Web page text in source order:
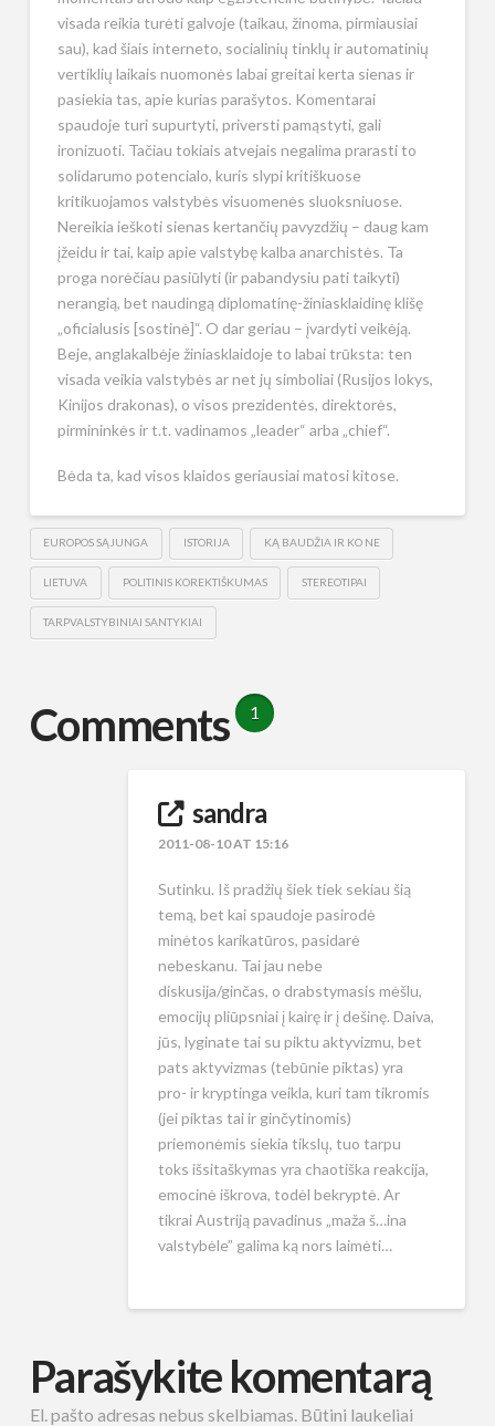
visada reikia turėti galvoje (taikau, žinoma, pirmiausiai
sau), kad šiais interneto, socialinių tinklų ir automatinių
vertiklių laikais nuomonės labai greitai kerta sienas ir
pasiekia tas, apie kurias parašytos. Komentarai
spaudoje turi supurtyti, priversti pamąstyti, gali
ironizuoti. Tačiau tokiais atvejais negalima prarasti to
solidarumo potencialo, kuris slypi kritiškuose
kritikuojamos valstybės visuomenės sluoksniuose.
Nereikia ieškoti sienas kertančių pavyzdžių – daug kam
įžeidu ir tai, kaip apie valstybę kalba anarchistės. Ta
proga norėčiau pasiūlyti (ir pabandysiu pati taikyti)
nerangią, bet naudingą diplomatinę-žiniasklaidinę klišę
„oficialusis [sostinė]“. O dar geriau – įvardyti veikėją.
Beje, anglakalbėje žiniasklaidoje to labai trūksta: ten
visada veikia valstybės ar net jų simboliai (Rusijos lokys,
Kinijos drakonas), o visos prezidentės, direktorės,
pirmininkės ir t.t. vadinamos „leader“ arba „chief“.
Bėda ta, kad visos klaidos geriausiai matosi kitose.
EUROPOS SĄJUNGA ISTORIJA KĄ BAUDŽIA IR KO NE
LIETUVA POLITINIS KOREKTIŠKUMAS STEREOTIPAI
TARPVALSTYBINIAI SANTYKIAI
Comments 1
sandra
2011-08-10 AT 15:16
Sutinku. Iš pradžių šiek tiek sekiau šią
temą, bet kai spaudoje pasirodė
minėtos karikatūros, pasidarė
nebeskanu. Tai jau nebe
diskusija/ginčas, o drabstymasis mėšlu,
emocijų pliūpsniai į kairę ir į dešinę. Daiva,
jūs, lyginate tai su piktu aktyvizmu, bet
pats aktyvizmas (tebūnie piktas) yra
pro- ir kryptinga veikla, kuri tam tikromis
(jei piktas tai ir ginčytinomis)
priemonėmis siekia tikslų, tuo tarpu
toks išsitaškymas yra chaotiška reakcija,
emocinė iškrova, todėl bekryptė. Ar
tikrai Austriją pavadinus „maža š…ina
valstybėle” galima ką nors laimėti…
Parašykite komentarą
El. pašto adresas nebus skelbiamas. Būtini laukeliai